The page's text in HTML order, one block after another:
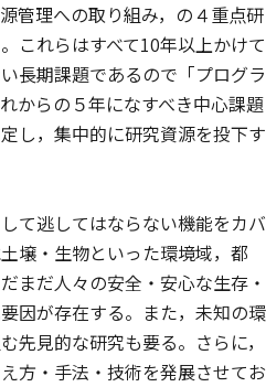
管理への取り組み，の４重点研
これらはすべて10年以上かけて
長期課題であるので「プログラ
からの５年になすべき中心課題
し，集中的に研究資源を投下す
て逃してはならない機能をカバ
壌・生物といった環境域，都
まだ人々の安全・安心な生存・
因が存在する。また，未知の環
先見的な研究も要る。さらに，
方・手法・技術を発展させてお